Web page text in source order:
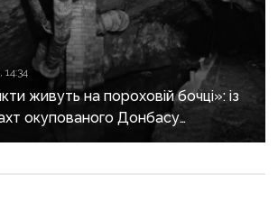
14:34
живуть на пороховій бочці»: із
окупованого Донбасу
газ метан